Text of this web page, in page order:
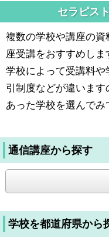
セラピス
複数の学校や講座の
座受講をおすすめしま
学校によって受講料や
引制度などが違いま
あった学校を選んでみ
通信講座から探す
学校を都道府県から